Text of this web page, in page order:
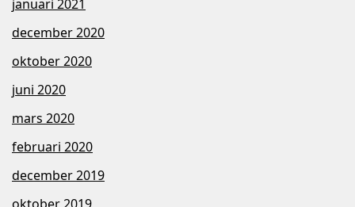
januari 2021
december 2020
oktober 2020
juni 2020
mars 2020
februari 2020
december 2019